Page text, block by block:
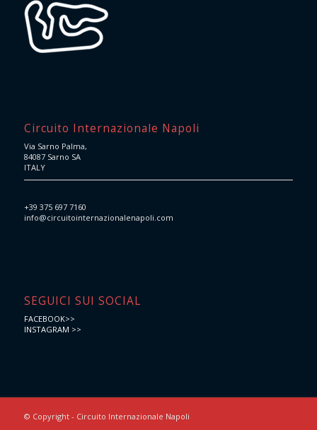
Circuito Internazionale Napoli
Via Sarno Palma,
84087 Sarno SA
ITALY
+39 375 697 7160
info@circuitointernazionalenapoli.com
SEGUICI SUI SOCIAL
FACEBOOK>>
INSTAGRAM >>
© Copyright - Circuito Internazionale Napoli